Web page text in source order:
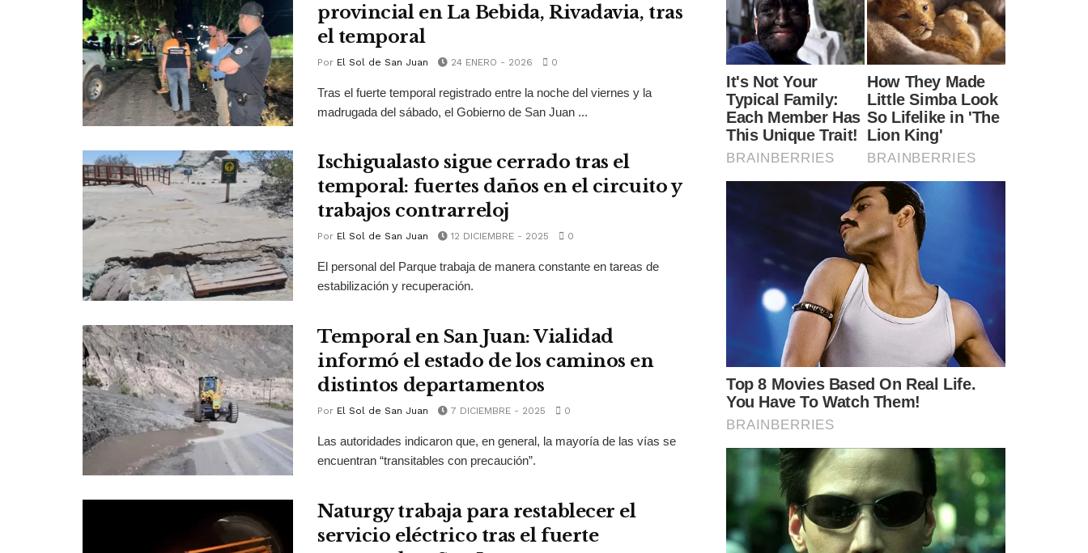
provincial en La Bebida, Rivadavia, tras
el temporal
Por El Sol de San Juan 24 ENERO - 2026 0
Tras el fuerte temporal registrado entre la noche del viernes y la
madrugada del sábado, el Gobierno de San Juan ...
Ischigualasto sigue cerrado tras el
temporal: fuertes daños en el circuito y
trabajos contrarreloj
Por El Sol de San Juan 12 DICIEMBRE - 2025 0
El personal del Parque trabaja de manera constante en tareas de
estabilización y recuperación.
Temporal en San Juan: Vialidad
informó el estado de los caminos en
distintos departamentos
Por El Sol de San Juan 7 DICIEMBRE - 2025 0
Las autoridades indicaron que, en general, la mayoría de las vías se
encuentran “transitables con precaución”.
Naturgy trabaja para restablecer el
servicio eléctrico tras el fuerte